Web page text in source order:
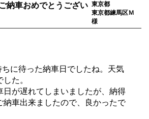
納車おめでとうござい 東京都
東京都練馬区Ｍ
様
ちに待った納車日でしたね。天気
た。
日が遅れてしまいましたが、納得
納車出来ましたので、良かったで